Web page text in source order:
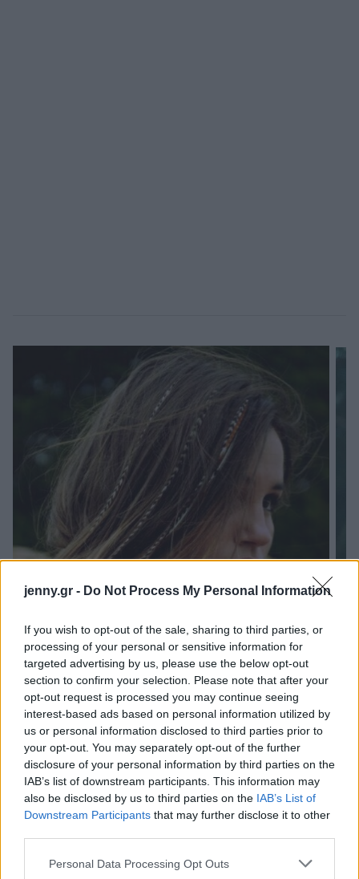
jenny.gr - Do Not Process My Personal Information
If you wish to opt-out of the sale, sharing to third parties, or
processing of your personal or sensitive information for
targeted advertising by us, please use the below opt-out
section to confirm your selection. Please note that after your
opt-out request is processed you may continue seeing
interest-based ads based on personal information utilized by
us or personal information disclosed to third parties prior to
your opt-out. You may separately opt-out of the further
disclosure of your personal information by third parties on the
IAB’s list of downstream participants. This information may
also be disclosed by us to third parties on the IAB’s List of
Downstream Participants that may further disclose it to other
Please note that this website/app uses one or more Google
Personal Data Processing Opt Outs
3ac145774491b27d059b4fe3c6b194da